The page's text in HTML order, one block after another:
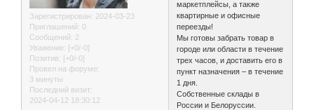
Зарегистрирован: 2024-03-23
Приглашений: 0
Сообщений: 2
Уважение: [+0/-0]
Позитив: [+0/-0]
Провел на форуме:
3 минуты
Последний визит:
2024-04-12 18:30:12
маркетплейсы, а также
квартирные и офисные
переезды!
Мы готовы забрать товар в
городе или области в течение
трех часов, и доставить его в
пункт назначения – в течение
1 дня.
Собственные склады в
России и Белоруссии.